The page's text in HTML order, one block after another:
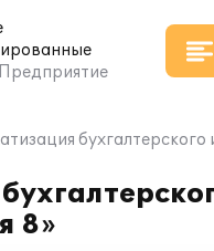
8»